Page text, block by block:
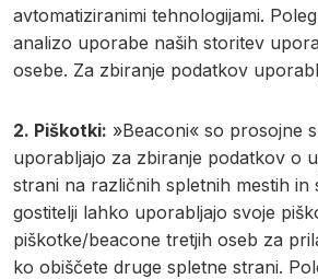
avtomatiziranimi tehnologijami.
analizo uporabe naših storitev
osebe. Za zbiranje podatkov
2. Piškotki: »Beaconi« so prosojne
uporabljajo za zbiranje podatkov o
strani na različnih spletnih mestih in
gostitelji lahko uporabljajo svoje
piškotke/beacone tretjih oseb za
ko obiščete druge spletne strani.